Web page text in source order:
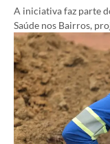
A iniciativa faz parte
Saúde nos Bairros,